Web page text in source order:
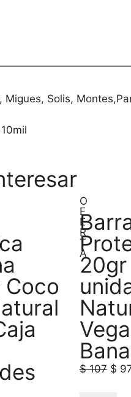
Solis,
Coco
O
F
E
R
T
A
20gr
$107 $